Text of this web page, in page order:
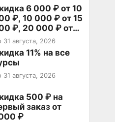
6 000 ₽ от 10
₽, 10 000 ₽ от 15
₽, 20 000 ₽ от
000 ₽ и 35 000 ₽
50 000 ₽ на
и все
заказы по
НАБЕРИ
31 августа, 2026
11% на все
31 августа, 2026
500 ₽ на
заказ от
₽